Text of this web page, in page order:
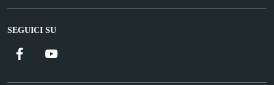
SEGUICI SU
Facebook